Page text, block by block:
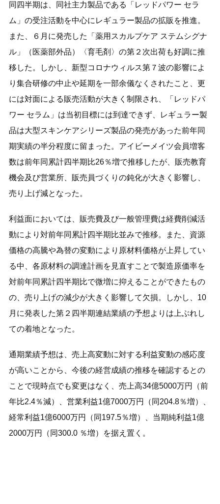
同四半期は、同社主力製品である「レッドパワー セラ
ム」の受注活動を中心にレギュラー製品の拡販を推進。
また、６月に発売した「薬用スカルプケア ステムシグナ
ル」（医薬部外品）〈育毛剤〉の第２次出荷も好調に推
移した。しかし、新型コロナウィルス第７波の影響によ
り集合研修の中止や延期を一部余儀なくされたこと、更
には対面による販売活動が大きく制限され、「レッドパ
ワー セラム」は当初目標には到達できず、レギュラー製
品は大型スキンケアシリーズ製品の発売があった前年同
期実績の半分程度に留まった。アイビーメイツ会員増客
数は前年同累計四半期比26％増で推移したが、販売教育
機会及び営業所、販売員づくりの鈍化が大きく影響し、
売り上げ減となった。
利益面においては、販売費及び一般管理費は経費削減活
動により対前年同累計四半期比並みで推移。また、資源
価格の高騰や為替の変動により原材料価格が上昇してい
る中、各原材料の調達計画を見直すことで製造原価率を
対前年同累計四半期比で微増に抑えることができたもの
の、売り上げの減少が大きく影響して欠損。しかし、10
月に発表した第２四半期連結業績の予想よりは上ぶれし
ての着地となった。
通期業績予想は、売上高変動に対する利益変動の感応度
が高いことから、今後の経営成績の推移を確認するとの
ことで現時点でも変更はなく、売上高34億5000万円（前
年比2.4％減）、営業利益1億7000万円（同204.8％増）、
経常利益1億6000万円（同197.5％増）、当期純利益1億
2000万円（同300.0 ％増）を据え置く。